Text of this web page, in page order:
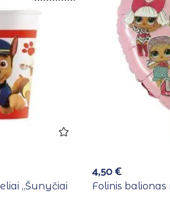
,,Šunyčiai
4,50€
Folinis balionas